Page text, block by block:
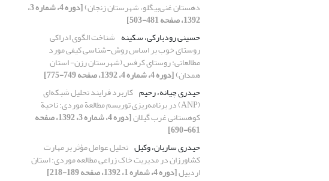
دهستان غنی‌بیگلو، شهرستان زنجان) [دوره 4، شماره 3،
1392، صفحه 481-503]
حسینی رودبارکی، سکینه شناخت الگوی ادراکی
روستای خوب بر اساس روش-شناسی کیفی مورد
مطالعاتی: روستای کرفس (شهرستان رزن- استان
همدان)[دوره 4، شماره 4، 1392، صفحه 749-775]
حیدری چیانه، رحیم کاربرد فرایند تحلیل شبکه‌ای
(ANP) در برنامه‌ریزی توریسم مطالعة موردی: ناحیة
کوهستانی غرب گیلان [دوره 4، شماره 3، 1392، صفحه
661-690]
حیدری ساربان، وکیل تحلیل عوامل مؤثر بر مهارت
کشاورزان در مدیریت خاک زراعی مطالعه موردی: استان
اردبیل[دوره 4، شماره 1، 1392، صفحه 189-218]